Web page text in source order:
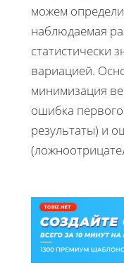
можем
наблюдаемая
статистически
вариацией.
минимизация
ошибка
результаты) и